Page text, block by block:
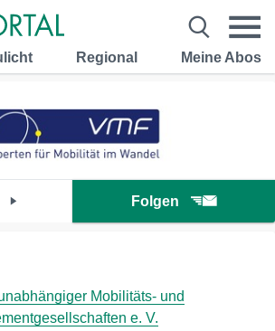
Regional Meine Abos
Folgen
Mobilitäts- und
e. V.